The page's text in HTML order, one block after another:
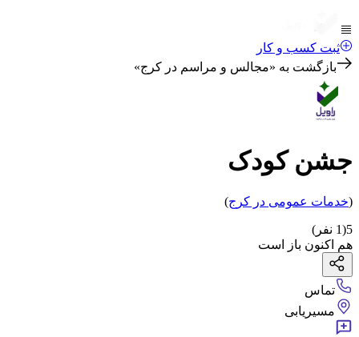
ثبت کسب و کار
بازگشت به «مجالس و مراسم در کرج»
جشن کودک
(خدمات عمومی در کرج)
5
(
1 نفر)
هم اکنون باز است
تماس
مسیریابی